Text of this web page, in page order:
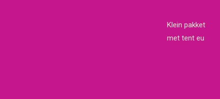
Klein pakket
met tent eu